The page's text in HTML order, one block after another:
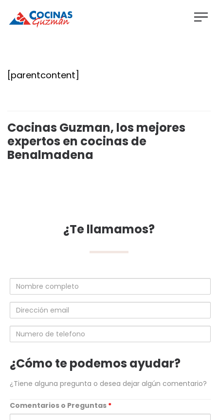
[parentcontent]
Cocinas Guzman, los mejores
expertos en cocinas de
Benalmadena
¿Te llamamos?
Nombre
completo
Dirección
email
Numero
de
¿Cómo te podemos ayudar?
¿Tiene alguna pregunta o desea dejar algún comentario?
Comentarios o Preguntas *